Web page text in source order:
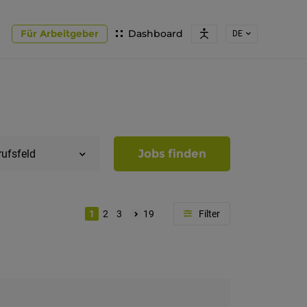
Dashboard
Für Arbeitgeber DE
Jobs finden
1 2 3 19